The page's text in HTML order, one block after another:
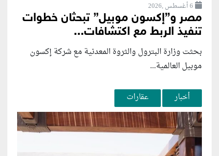
6 أغسطس ,2026
مصر و”إكسون موبيل” تبحثان خطوات
تنفيذ الربط مع اكتشافات...
بحثت وزارة البترول والثروة المعدنية مع شركة إكسون
موبيل العالمية...
أخبار عقارات